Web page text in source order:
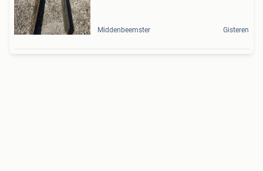
Middenbeemster Gisteren